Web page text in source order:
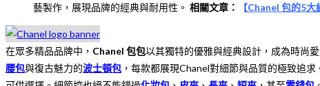
藝製作，展現品牌的經典與耐用性。 相關文章： 【Chanel 包的5大
在眾多精品品牌中， Chanel 包包以其獨特的優雅與經典設計，成為時尚
腰包與復古魅力的波士頓包 ，每款都展現Chanel對細節與品質的極致追